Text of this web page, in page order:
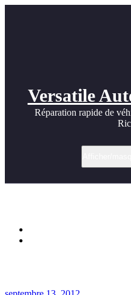
Versatile
Réparation rapide de